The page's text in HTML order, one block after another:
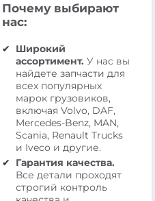
Почему выбирают
нас:
Широкий
ассортимент. У нас вы
найдете запчасти для
всех популярных
марок грузовиков,
включая Volvo, DAF,
Mercedes-Benz, MAN,
Scania, Renault Trucks
и Iveco и другие.
Гарантия качества.
Все детали проходят
строгий контроль